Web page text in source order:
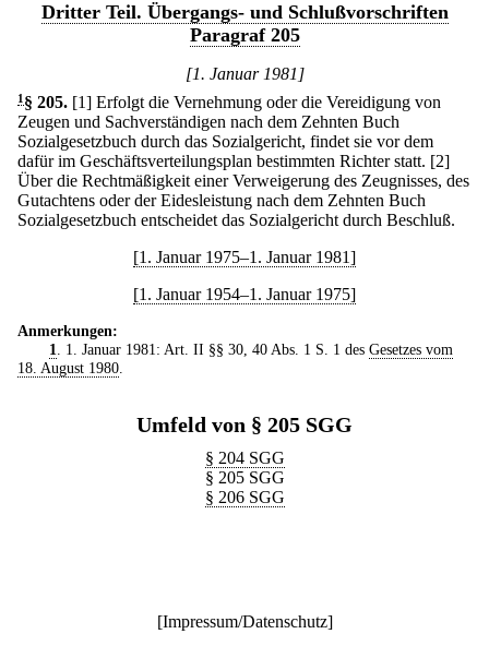
Dritter Teil. Übergangs- und Schlußvorschriften
Paragraf 205
[1. Januar 1981]
1 § 205. [1] Erfolgt die Vernehmung oder die Vereidigung von
Zeugen und Sachverständigen nach dem Zehnten Buch
Sozialgesetzbuch durch das Sozialgericht, findet sie vor dem
dafür im Geschäftsverteilungsplan bestimmten Richter statt. [2]
Über die Rechtmäßigkeit einer Verweigerung des Zeugnisses, des
Gutachtens oder der Eidesleistung nach dem Zehnten Buch
Sozialgesetzbuch entscheidet das Sozialgericht durch Beschluß.
[1. Januar 1975–1. Januar 1981]
[1. Januar 1954–1. Januar 1975]
Anmerkungen:
1
. 1. Januar 1981: Art. II §§ 30, 40 Abs. 1 S. 1 des Gesetzes vom
18. August 1980
Umfeld von § 205 SGG
§ 204 SGG
§ 205 SGG
§ 206 SGG
[Impressum/Datenschutz]